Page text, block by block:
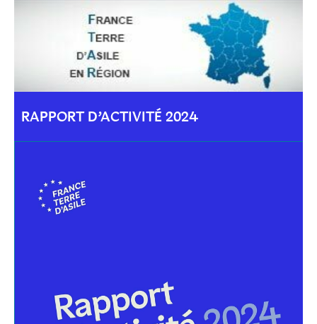
RAPPORT D’ACTIVITÉ 2024